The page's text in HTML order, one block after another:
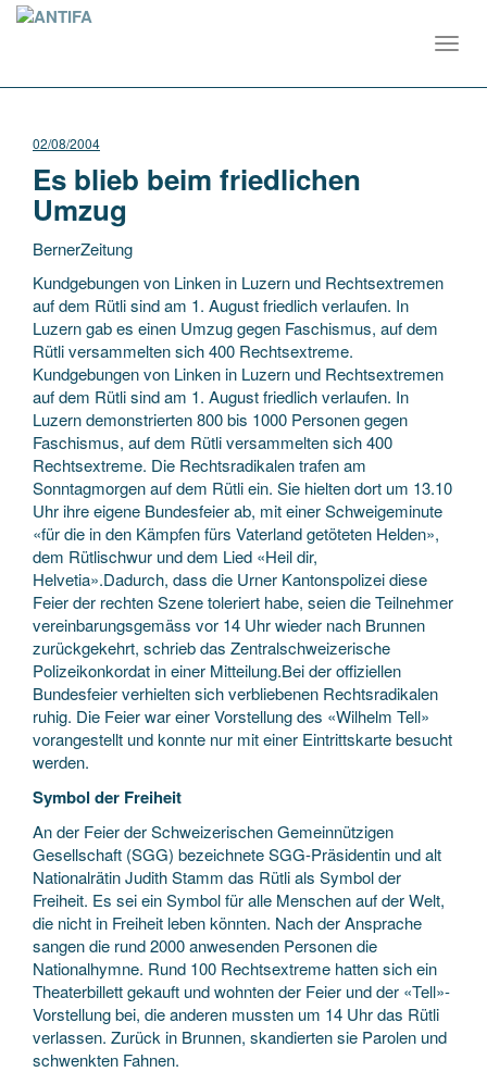
02/08/2004
Es blieb beim friedlichen
Umzug
BernerZeitung
Kundgebungen von Linken in Luzern und Rechtsextremen
auf dem Rütli sind am 1. August friedlich verlaufen. In
Luzern gab es einen Umzug gegen Faschismus, auf dem
Rütli versammelten sich 400 Rechtsextreme.
Kundgebungen von Linken in Luzern und Rechtsextremen
auf dem Rütli sind am 1. August friedlich verlaufen. In
Luzern demonstrierten 800 bis 1000 Personen gegen
Faschismus, auf dem Rütli versammelten sich 400
Rechtsextreme. Die Rechtsradikalen trafen am
Sonntagmorgen auf dem Rütli ein. Sie hielten dort um 13.10
Uhr ihre eigene Bundesfeier ab, mit einer Schweigeminute
«für die in den Kämpfen fürs Vaterland getöteten Helden»,
dem Rütlischwur und dem Lied «Heil dir,
Helvetia».Dadurch, dass die Urner Kantonspolizei diese
Feier der rechten Szene toleriert habe, seien die Teilnehmer
vereinbarungsgemäss vor 14 Uhr wieder nach Brunnen
zurückgekehrt, schrieb das Zentralschweizerische
Polizeikonkordat in einer Mitteilung.Bei der offiziellen
Bundesfeier verhielten sich verbliebenen Rechtsradikalen
ruhig. Die Feier war einer Vorstellung des «Wilhelm Tell»
vorangestellt und konnte nur mit einer Eintrittskarte besucht
werden.
Symbol der Freiheit
An der Feier der Schweizerischen Gemeinnützigen
Gesellschaft (SGG) bezeichnete SGG-Präsidentin und alt
Nationalrätin Judith Stamm das Rütli als Symbol der
Freiheit. Es sei ein Symbol für alle Menschen auf der Welt,
die nicht in Freiheit leben könnten. Nach der Ansprache
sangen die rund 2000 anwesenden Personen die
Nationalhymne. Rund 100 Rechtsextreme hatten sich ein
Theaterbillett gekauft und wohnten der Feier und der «Tell»-
Vorstellung bei, die anderen mussten um 14 Uhr das Rütli
verlassen. Zurück in Brunnen, skandierten sie Parolen und
schwenkten Fahnen.